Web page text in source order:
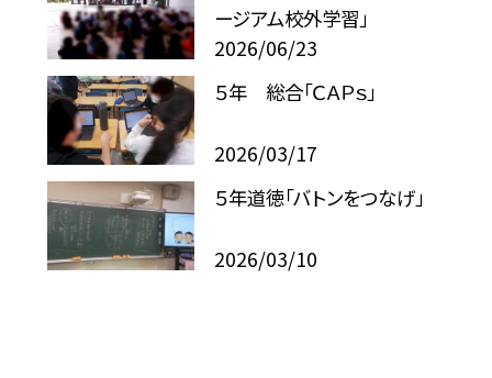
ージアム校外学習」
2026/06/23
５年 総合「ＣＡＰｓ」
2026/03/17
５年道徳「バトンをつなげ」
2026/03/10